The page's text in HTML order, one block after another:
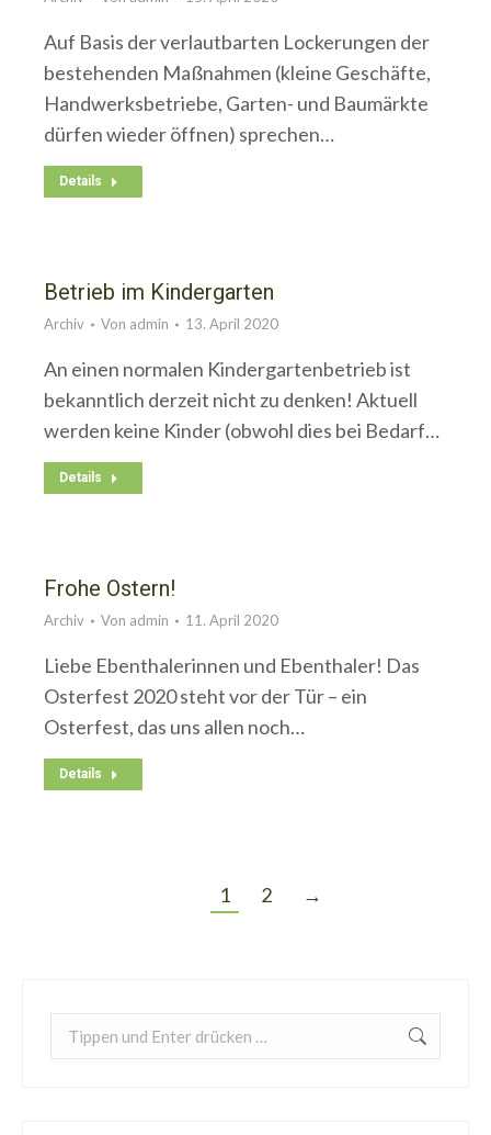
Auf Basis der verlautbarten Lockerungen der
bestehenden Maßnahmen (kleine Geschäfte,
Handwerksbetriebe, Garten- und Baumärkte
dürfen wieder öffnen) sprechen…
Details
Betrieb im Kindergarten
Archiv Von admin 13. April 2020
An einen normalen Kindergartenbetrieb ist
bekanntlich derzeit nicht zu denken! Aktuell
werden keine Kinder (obwohl dies bei Bedarf…
Details
Frohe Ostern!
Archiv Von admin 11. April 2020
Liebe Ebenthalerinnen und Ebenthaler! Das
Osterfest 2020 steht vor der Tür – ein
Osterfest, das uns allen noch…
Details
1 2 →
Search: